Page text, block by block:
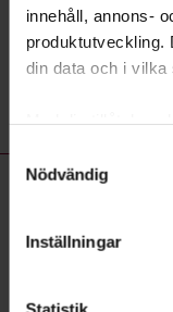
innehåll, annons-
produktutveckling.
din data och i vilka
kan ha en
Ta reda på mer
Samtyckesval
Nödvändig
Inställningar
Liknande
Lydnad- kurser,
Föreläsning:
Dag